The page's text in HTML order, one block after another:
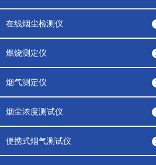
在线烟尘检测仪
燃烧测定仪
烟气测定仪
烟尘浓度测试仪
便携式烟气测试仪